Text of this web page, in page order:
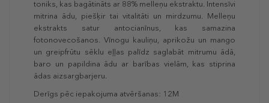
toniks, kas bagātināts ar 88% melleņu ekstraktu. Intensīvi
mitrina ādu, piešķir tai vitalitāti un mirdzumu. Melleņu
ekstrakts satur antocianīnus, kas samazina
fotonovecošanos. Vīnogu kauliņu, aprikožu un mango
un greipfrūtu sēklu eļļas palīdz saglabāt mitrumu ādā,
baro un papildina ādu ar barības vielām, kas stiprina
ādas aizsargbarjeru.
Derīgs pēc iepakojuma atvēršanas: 12M